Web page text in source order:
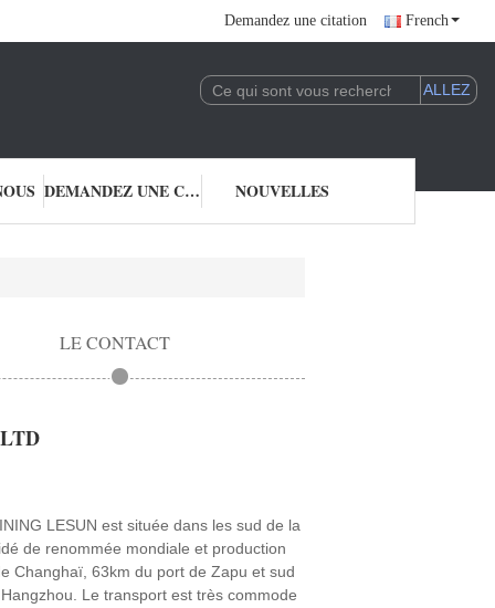
Demandez une citation French
DEMANDEZ UNE CITATION NOUVELLES
LE CONTACT
LESUN est située dans les sud de la
de renommée mondiale et production
Changhaï, 63km du port de Zapu et sud
Le transport est très commode